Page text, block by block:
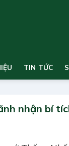
TIN TỨC
nhận bí